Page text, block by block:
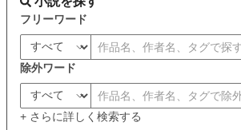
フリーワード
除外ワード
+ さらに詳しく検索する